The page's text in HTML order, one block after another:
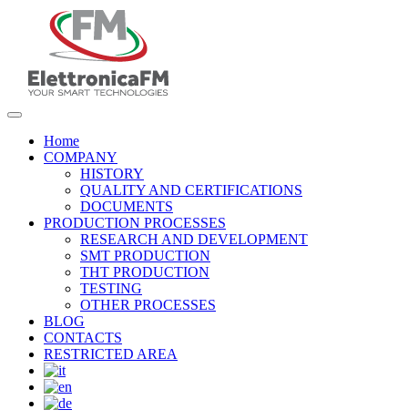
Home
COMPANY
HISTORY
QUALITY AND CERTIFICATIONS
DOCUMENTS
PRODUCTION PROCESSES
RESEARCH AND DEVELOPMENT
SMT PRODUCTION
THT PRODUCTION
TESTING
OTHER PROCESSES
BLOG
CONTACTS
RESTRICTED AREA